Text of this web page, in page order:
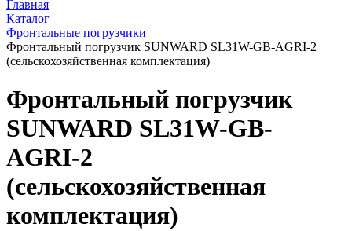
Главная
Каталог
Фронтальные погрузчики
Фронтальный погрузчик SUNWARD SL31W-GB-AGRI-2
(сельскохозяйственная комплектация)
Фронтальный погрузчик
SUNWARD SL31W-GB-
AGRI-2
(сельскохозяйственная
комплектация)